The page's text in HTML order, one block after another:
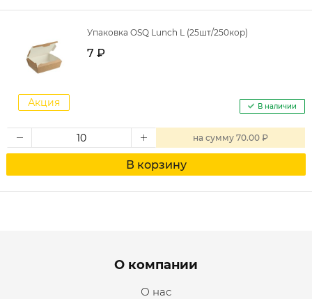
Упаковка OSQ Lunch L (25шт/250кор)
7 ₽
Акция В наличии
на сумму 70.00 ₽
В корзину
Menu footerО компании
О нас